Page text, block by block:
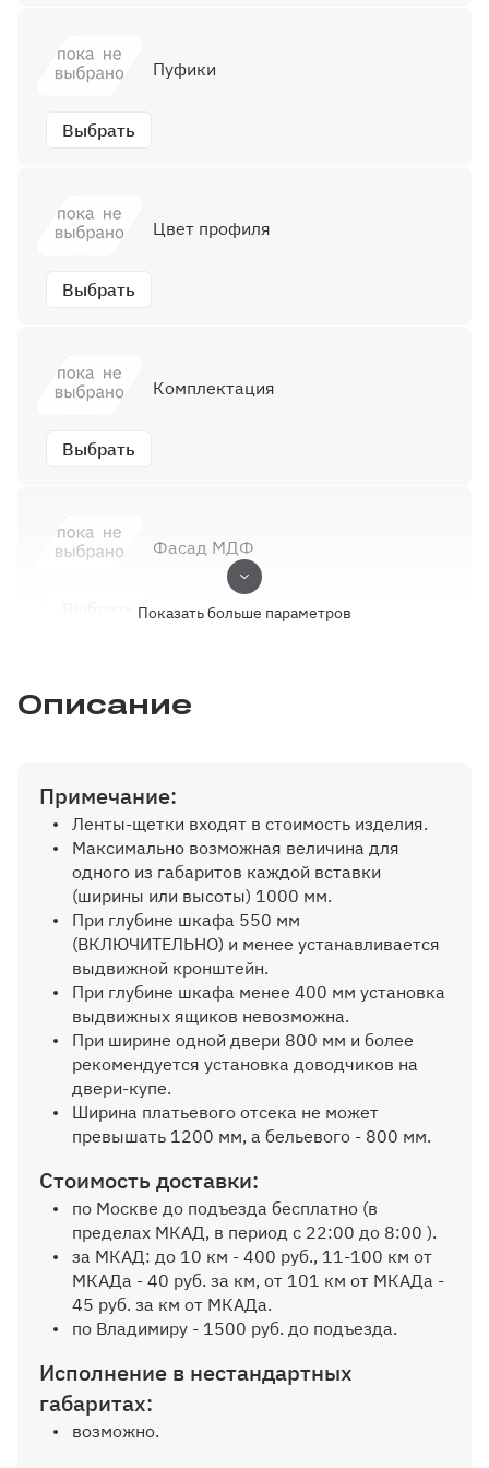
Выбрать
Пуфики
Выбрать
Цвет профиля
Выбрать
Комплектация
Фасад МДФ
Выбор кромки
Доп.деление двери-купе
профилем по горизонтали
Пантограф
Внутр. выдвижной ящик на
шариков. направляющих (100%
выдвижения), без ручек
Дополнительная вертикальная
Показать больше параметров
Описание
Примечание:
Ленты-щетки входят в стоимость изделия.
Максимально возможная величина для
одного из габаритов каждой вставки
(ширины или высоты) 1000 мм.
При глубине шкафа 550 мм
(ВКЛЮЧИТЕЛЬНО) и менее устанавливается
выдвижной кронштейн.
При глубине шкафа менее 400 мм установка
выдвижных ящиков невозможна.
При ширине одной двери 800 мм и более
рекомендуется установка доводчиков на
двери-купе.
Ширина платьевого отсека не может
превышать 1200 мм, а бельевого - 800 мм.
Стоимость доставки:
по Москве до подъезда бесплатно (в
пределах МКАД, в период с 22:00 до 8:00 ).
за МКАД: до 10 км - 400 руб., 11-100 км от
МКАДа - 40 руб. за км, от 101 км от МКАДа -
45 руб. за км от МКАДа.
по Владимиру - 1500 руб. до подъезда.
Исполнение в нестандартных
габаритах:
возможно.